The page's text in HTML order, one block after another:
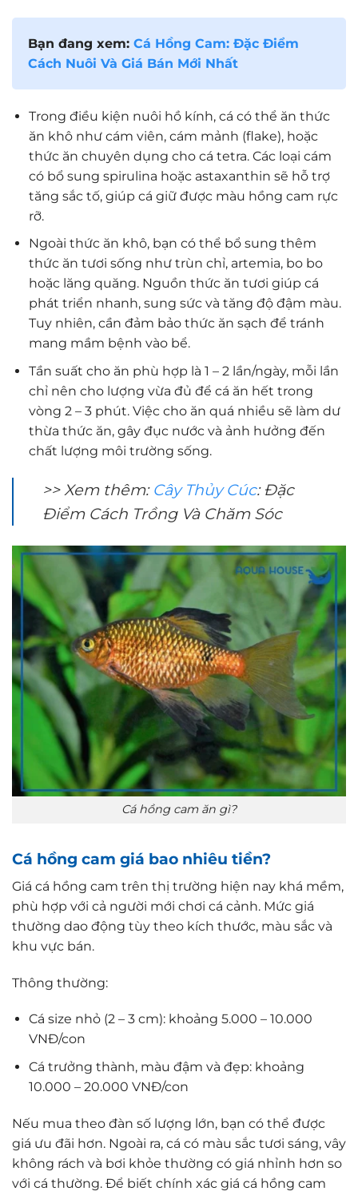
Bạn đang xem: Cá Hồng Cam: Đặc Điểm
Cách Nuôi Và Giá Bán Mới Nhất
Trong điều kiện nuôi hồ kính, cá có thể ăn thức
ăn khô như cám viên, cám mảnh (flake), hoặc
thức ăn chuyên dụng cho cá tetra. Các loại cám
có bổ sung spirulina hoặc astaxanthin sẽ hỗ trợ
tăng sắc tố, giúp cá giữ được màu hồng cam rực
rỡ.
Ngoài thức ăn khô, bạn có thể bổ sung thêm
thức ăn tươi sống như trùn chỉ, artemia, bo bo
hoặc lăng quăng. Nguồn thức ăn tươi giúp cá
phát triển nhanh, sung sức và tăng độ đậm màu.
Tuy nhiên, cần đảm bảo thức ăn sạch để tránh
mang mầm bệnh vào bể.
Tần suất cho ăn phù hợp là 1 – 2 lần/ngày, mỗi lần
chỉ nên cho lượng vừa đủ để cá ăn hết trong
vòng 2 – 3 phút. Việc cho ăn quá nhiều sẽ làm dư
thừa thức ăn, gây đục nước và ảnh hưởng đến
chất lượng môi trường sống.
>> Xem thêm: Cây Thủy Cúc: Đặc
Điểm Cách Trồng Và Chăm Sóc
Cá hồng cam ăn gì?
Cá hồng cam giá bao nhiêu tiền?
Giá cá hồng cam trên thị trường hiện nay khá mềm,
phù hợp với cả người mới chơi cá cảnh. Mức giá
thường dao động tùy theo kích thước, màu sắc và
khu vực bán.
Thông thường:
Cá size nhỏ (2 – 3 cm): khoảng 5.000 – 10.000
VNĐ/con
Cá trưởng thành, màu đậm và đẹp: khoảng
10.000 – 20.000 VNĐ/con
Nếu mua theo đàn số lượng lớn, bạn có thể được
giá ưu đãi hơn. Ngoài ra, cá có màu sắc tươi sáng, vây
không rách và bơi khỏe thường có giá nhỉnh hơn so
với cá thường. Để biết chính xác giá cá hồng cam